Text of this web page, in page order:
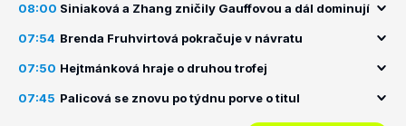
08:00 Siniaková a Zhang zničily Gauffovou a dál dominují
07:54 Brenda Fruhvirtová pokračuje v návratu
07:50 Hejtmánková hraje o druhou trofej
07:45 Palicová se znovu po týdnu porve o titul